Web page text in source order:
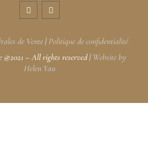
de Vente|Politique de confidentialité
@2021 – All rights reserved| Website by
Helen Yau